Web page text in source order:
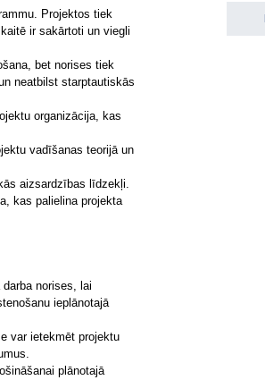
Projektos tiek
ir sakārtoti un viegli
bet norises tiek
neatbilst starptautiskās
organizācija, kas
vadīšanas teorijā un
aizsardzības līdzekļi.
kas palielina projekta
norises, lai
ieplānotajā
var ietekmēt projektu
plānotajā